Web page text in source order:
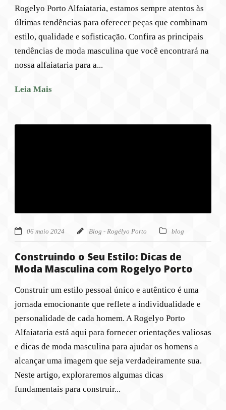
Rogelyo Porto Alfaiataria, estamos sempre atentos às
últimas tendências para oferecer peças que combinam
estilo, qualidade e sofisticação. Confira as principais
tendências de moda masculina que você encontrará na
nossa alfaiataria para a...
Leia Mais
06 maio 2024 Blog - Rogélyo Porto blog
Construindo o Seu Estilo: Dicas de
Moda Masculina com Rogelyo Porto
Construir um estilo pessoal único e autêntico é uma
jornada emocionante que reflete a individualidade e
personalidade de cada homem. A Rogelyo Porto
Alfaiataria está aqui para fornecer orientações valiosas
e dicas de moda masculina para ajudar os homens a
alcançar uma imagem que seja verdadeiramente sua.
Neste artigo, exploraremos algumas dicas
fundamentais para construir...